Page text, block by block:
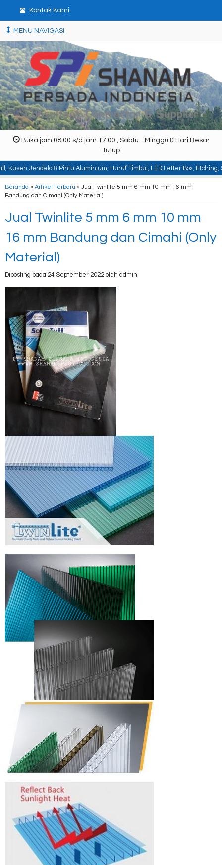
Kontak Kami
MENU NAVIGASI
Buka jam 08.00 s/d jam 17.00 , Sabtu - Minggu & Hari Besar
Tutup
Jendela & Pintu Aluminium, Huruf Timbul, LED Letter Box, Etching,
Beranda » Artikel Terbaru » Jual Twinlite 5 mm 6 mm 10 mm 16 mm
Bandung dan Cimahi (Only Material)
Jual Twinlite 5 mm 6 mm 10 mm
16 mm Bandung dan Cimahi (Only
Material)
Diposting pada 24 September 2022 oleh admin